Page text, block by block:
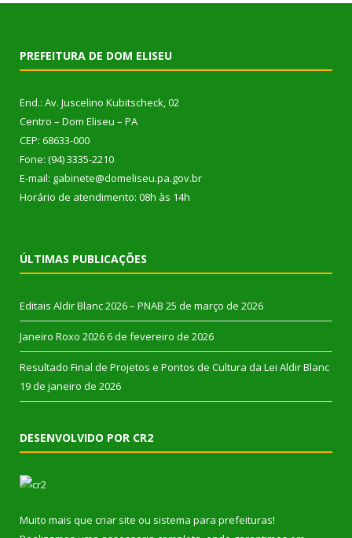
PREFEITURA DE DOM ELISEU
End.: Av. Juscelino Kubitscheck, 02
Centro – Dom Eliseu – PA
CEP: 68633-000
Fone: (94) 3335-2210
E-mail: gabinete@domeliseu.pa.gov.br
Horário de atendimento: 08h às 14h
ÚLTIMAS PUBLICAÇÕES
Editais Aldir Blanc 2026 – PNAB 25 de março de 2026
Janeiro Roxo 2026 6 de fevereiro de 2026
Resultado Final de Projetos e Pontos de Cultura da Lei Aldir Blanc
19 de janeiro de 2026
DESENVOLVIDO POR CR2
Muito mais que criar site ou sistema para prefeituras!